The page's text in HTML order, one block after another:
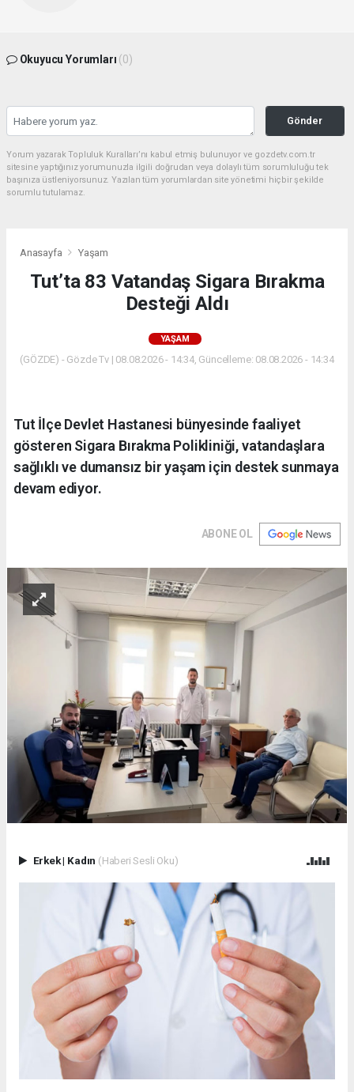
Okuyucu Yorumları (0)
Gönder
Yorum yazarak Topluluk Kuralları’nı kabul etmiş bulunuyor ve gozdetv.com.tr
sitesine yaptığınız yorumunuzla ilgili doğrudan veya dolaylı tüm sorumluluğu tek
başınıza üstleniyorsunuz. Yazılan tüm yorumlardan site yönetimi hiçbir şekilde
sorumlu tutulamaz.
Anasayfa Yaşam
Tut’ta 83 Vatandaş Sigara Bırakma
Desteği Aldı
YAŞAM
(GÖZDE) - Gözde Tv | 08.08.2026 - 14:34, Güncelleme: 08.08.2026 - 14:34
Tut İlçe Devlet Hastanesi bünyesinde faaliyet
gösteren Sigara Bırakma Polikliniği, vatandaşlara
sağlıklı ve dumansız bir yaşam için destek sunmaya
devam ediyor.
ABONE OL
Erkek| Kadın (Haberi Sesli Oku)